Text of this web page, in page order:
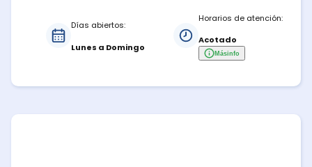
Días abiertos:
Lunes a Domingo
Horarios de atención:
Acotado
Másinfo